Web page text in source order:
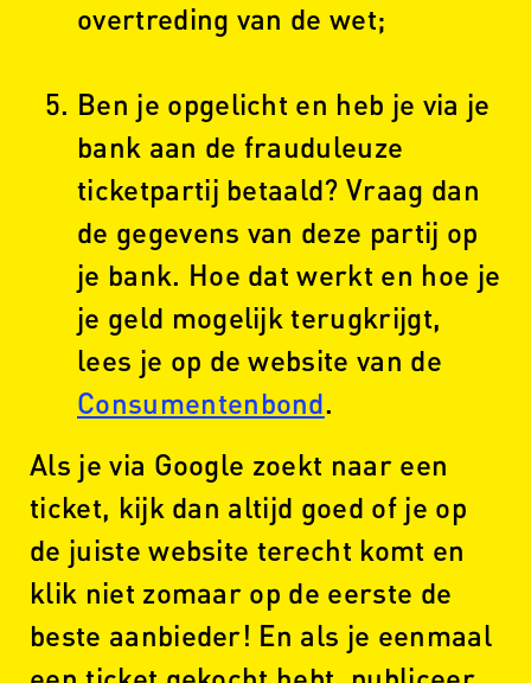
overtreding van de wet;
Ben je opgelicht en heb je via je
bank aan de frauduleuze
ticketpartij betaald? Vraag dan
de gegevens van deze partij op
je bank. Hoe dat werkt en hoe je
je geld mogelijk terugkrijgt,
lees je op de website van de
Consumentenbond.
Als je via Google zoekt naar een
ticket, kijk dan altijd goed of je op
de juiste website terecht komt en
klik niet zomaar op de eerste de
beste aanbieder! En als je eenmaal